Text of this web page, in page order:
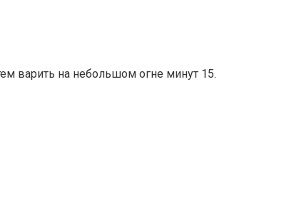
варить на небольшом огне минут 15.